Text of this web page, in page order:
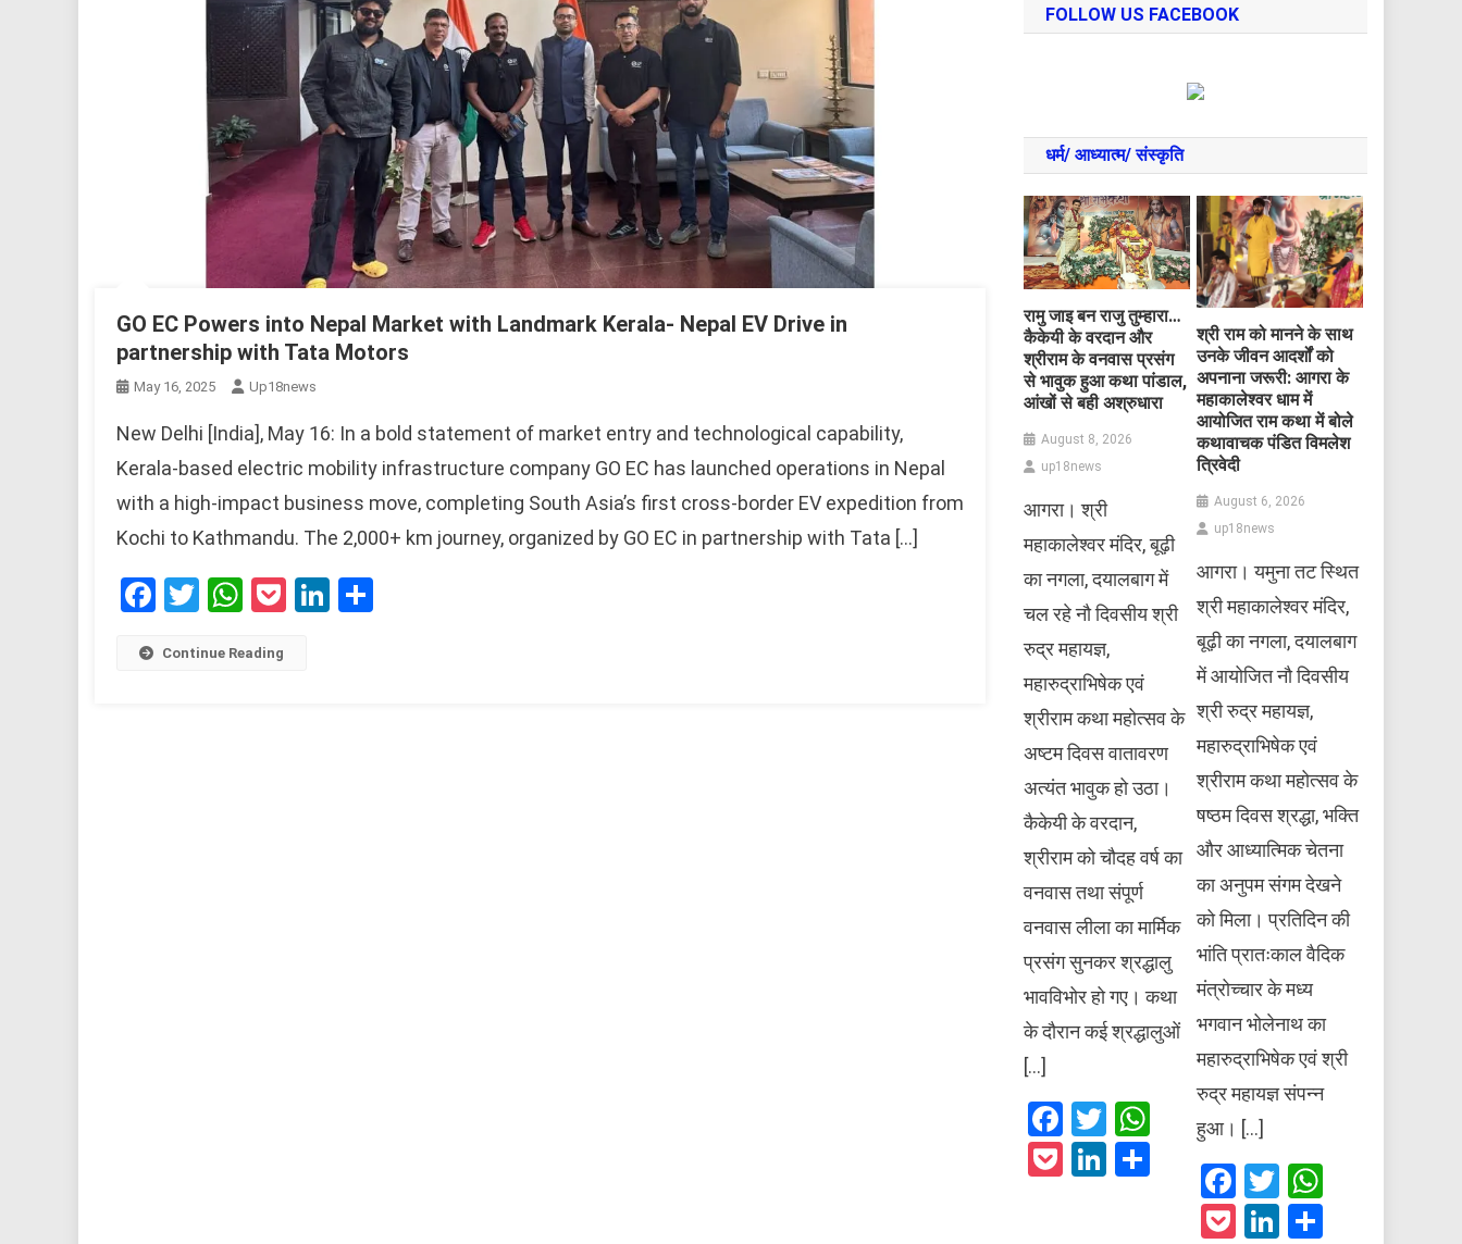
GO EC Powers into Nepal Market with Landmark Kerala- Nepal EV Drive in
partnership with Tata Motors
May 16, 2025 Up18news
New Delhi [India], May 16: In a bold statement of market entry and technological capability,
Kerala-based electric mobility infrastructure company GO EC has launched operations in Nepal
with a high-impact business move, completing South Asia’s first cross-border EV expedition from
Kochi to Kathmandu. The 2,000+ km journey, organized by GO EC in partnership with Tata […]
Facebook
Twitter
WhatsApp
PocketLinkedIn
Continue Reading
FOLLOW US FACEBOOK
धर्म/ आध्‍यात्‍म/ संस्‍कृति
रामु जाइ बन राजु तुम्हारा…
कैकेयी के वरदान और
श्रीराम के वनवास प्रसंग
से भावुक हुआ कथा पांडाल,
आंखों से बही अश्रुधारा
August 8, 2026
up18news
आगरा। श्री
महाकालेश्वर मंदिर, बूढ़ी
का नगला, दयालबाग में
चल रहे नौ दिवसीय श्री
रुद्र महायज्ञ,
महारुद्राभिषेक एवं
श्रीराम कथा महोत्सव के
अष्टम दिवस वातावरण
अत्यंत भावुक हो उठा।
कैकेयी के वरदान,
श्रीराम को चौदह वर्ष का
वनवास तथा संपूर्ण
वनवास लीला का मार्मिक
प्रसंग सुनकर श्रद्धालु
भावविभोर हो गए। कथा
के दौरान कई श्रद्धालुओं
[…]
Facebook
TwitterWhatsApp
PocketLinkedIn
Share
​श्री राम को मानने के साथ
उनके जीवन आदर्शों को
अपनाना जरूरी: आगरा के
महाकालेश्वर धाम में
आयोजित राम कथा में बोले
कथावाचक पंडित विमलेश
त्रिवेदी
August 6, 2026
up18news
आगरा। यमुना तट स्थित
श्री महाकालेश्वर मंदिर,
बूढ़ी का नगला, दयालबाग
में आयोजित नौ दिवसीय
श्री रुद्र महायज्ञ,
महारुद्राभिषेक एवं
श्रीराम कथा महोत्सव के
षष्ठम दिवस श्रद्धा, भक्ति
और आध्यात्मिक चेतना
का अनुपम संगम देखने
को मिला। प्रतिदिन की
भांति प्रातःकाल वैदिक
मंत्रोच्चार के मध्य
भगवान भोलेनाथ का
महारुद्राभिषेक एवं श्री
रुद्र महायज्ञ संपन्न
हुआ। […]
Facebook
Twitter
PocketLinkedIn